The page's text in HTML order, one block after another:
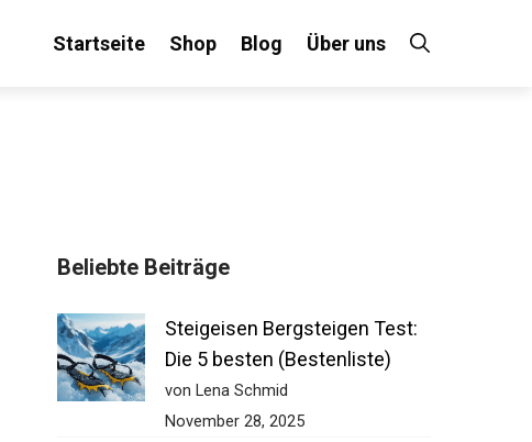
Startseite Shop Blog Über uns
Beliebte Beiträge
Steigeisen Bergsteigen Test:
Die 5 besten (Bestenliste)
von Lena Schmid
November 28, 2025